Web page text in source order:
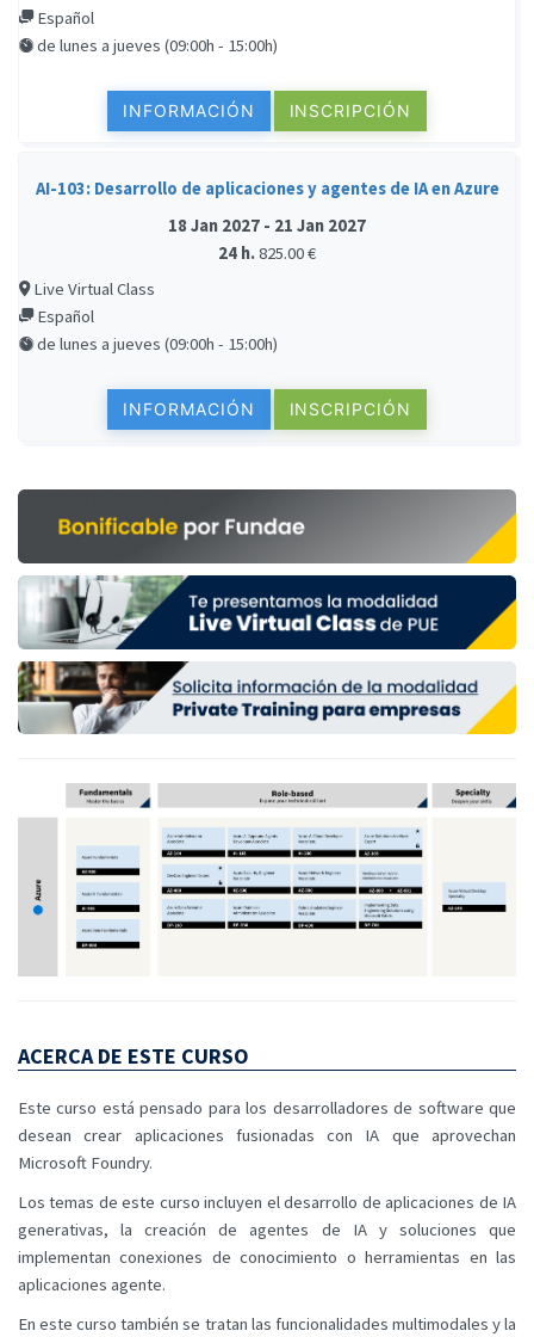
Español
de lunes a jueves (09:00h - 15:00h)
INFORMACIÓN INSCRIPCIÓN
AI-103: Desarrollo de aplicaciones y agentes de IA en Azure
18 Jan 2027 - 21 Jan 2027
24 h.825.00 €
Live Virtual Class
Español
de lunes a jueves (09:00h - 15:00h)
INFORMACIÓN INSCRIPCIÓN
ACERCA DE ESTE CURSO
Este curso está pensado para los desarrolladores de software que
desean crear aplicaciones fusionadas con IA que aprovechan
Microsoft Foundry.
Los temas de este curso incluyen el desarrollo de aplicaciones de IA
generativas, la creación de agentes de IA y soluciones que
implementan conexiones de conocimiento o herramientas en las
aplicaciones agente.
En este curso también se tratan las funcionalidades multimodales y la